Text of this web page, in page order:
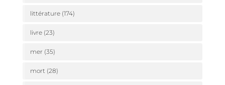
littérature(174)
livre(23)
mer (35)
mort (28)